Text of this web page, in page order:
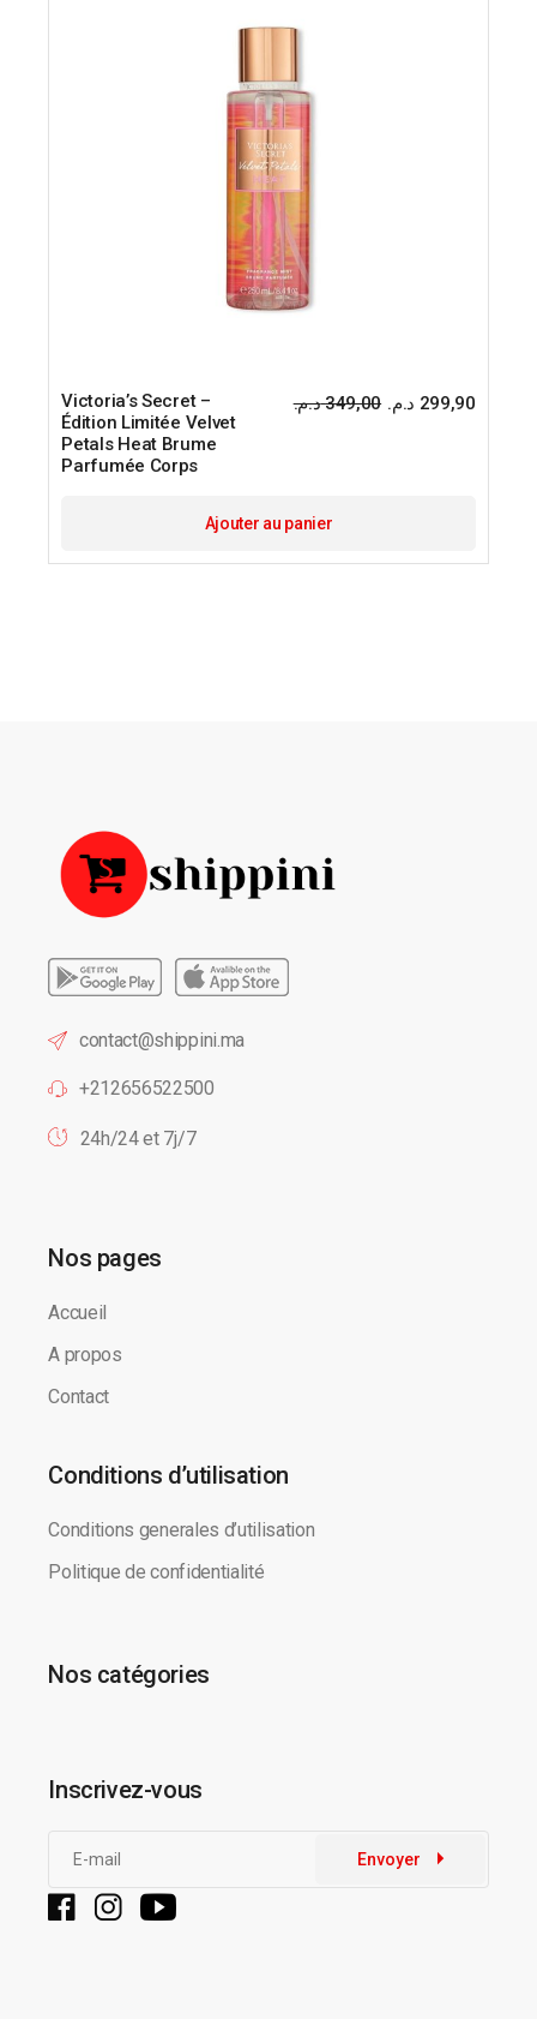
Victoria’s Secret –
Édition Limitée Velvet
Petals Heat Brume
Parfumée Corps
349,00 د.م.
Le
299,90 د.م.
Le
Ajouter au panier
contact@shippini.ma
+212656522500
24h/24 et 7j/7
Nos pages
Accueil
A propos
Contact
Conditions d’utilisation
Conditions generales d’utilisation
Politique de confidentialité
Nos catégories
Inscrivez-vous
Envoyer